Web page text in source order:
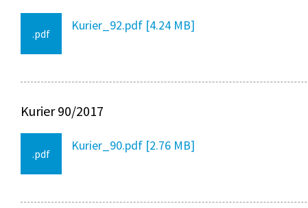
.pdf
Kurier_92.pdf [4.24 MB]
Kurier 90/2017
.pdf
Kurier_90.pdf [2.76 MB]